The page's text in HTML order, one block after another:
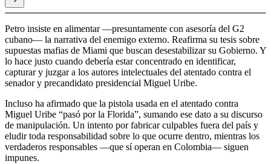
Petro insiste en alimentar —presuntamente con asesoría del G2
cubano— la narrativa del enemigo externo. Reafirma su tesis sobre
supuestas mafias de Miami que buscan desestabilizar su Gobierno. Y
lo hace justo cuando debería estar concentrado en identificar,
capturar y juzgar a los autores intelectuales del atentado contra el
senador y precandidato presidencial Miguel Uribe.
Incluso ha afirmado que la pistola usada en el atentado contra
Miguel Uribe “pasó por la Florida”, sumando ese dato a su discurso
de manipulación. Un intento por fabricar culpables fuera del país y
eludir toda responsabilidad sobre lo que ocurre dentro, mientras los
verdaderos responsables —que sí operan en Colombia— siguen
impunes.